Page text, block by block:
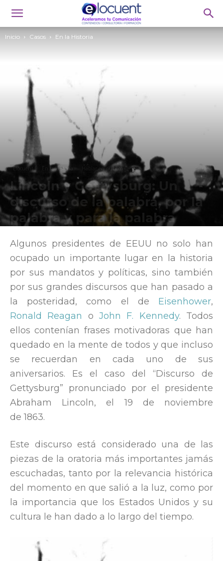
Inicio Casos En la Historia
Elocuent En la Historia Hablar en público
Lincoln y Gettysburg: Un
discurso de la palabra, por la
palabra y para la palabra
Algunos presidentes de EEUU no solo han
ocupado un importante lugar en la historia
por sus mandatos y políticas, sino también
por sus grandes discursos que han pasado a
la posteridad, como el de Eisenhower,
Ronald Reagan
oJohn F. Kennedy. Todos
ellos contenían frases motivadoras que han
quedado en la mente de todos y que incluso
se recuerdan en cada uno de sus
aniversarios. Es el caso del “Discurso de
Gettysburg” pronunciado por el presidente
Abraham Lincoln, el 19 de noviembre
de 1863.
Este discurso está considerado una de las
piezas de la oratoria más importantes jamás
escuchadas, tanto por la relevancia histórica
del momento en que salió a la luz, como por
la importancia que los Estados Unidos y su
cultura le han dado a lo largo del tiempo.